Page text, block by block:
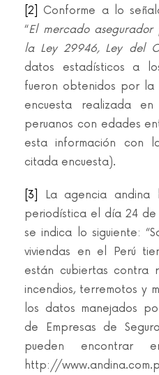
[2]
Conforme a lo
“El mercado
la Ley 29946, Ley del
datos estadísticos a
fueron obtenidos por la
encuesta realizada
peruanos con edades
esta información con
citada encuesta).
[3]
La agencia andina
periodística el día 24
se indica lo siguiente:
viviendas en el Perú
están cubiertas contra
incendios, terremotos y
los datos manejados
de Empresas de
pueden encontrar
http://